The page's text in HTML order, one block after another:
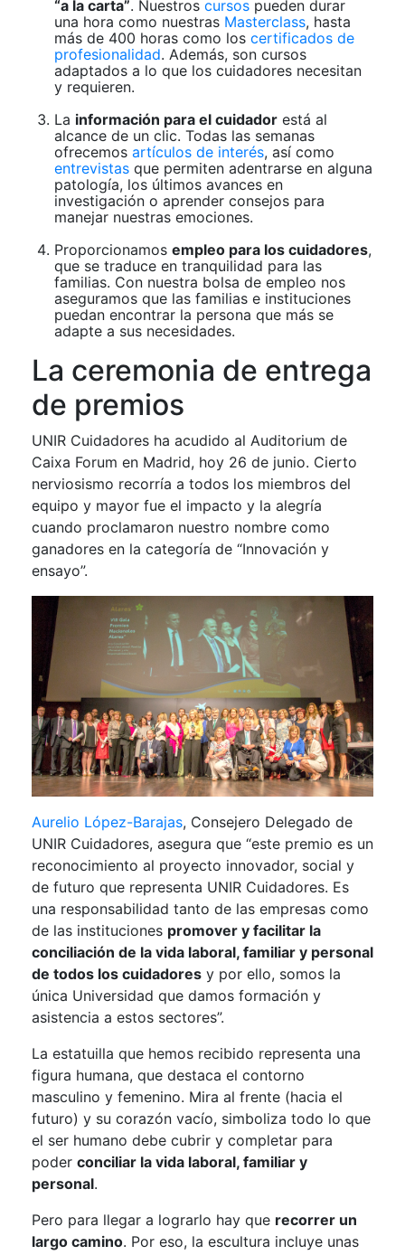
“a la carta”. Nuestros cursos pueden durar
una hora como nuestras Masterclass, hasta
más de 400 horas como los certificados de
profesionalidad. Además, son cursos
adaptados a lo que los cuidadores necesitan
y requieren.
La información para el cuidador está al
alcance de un clic. Todas las semanas
ofrecemos artículos de interés, así como
entrevistas que permiten adentrarse en alguna
patología, los últimos avances en
investigación o aprender consejos para
manejar nuestras emociones.
Proporcionamos empleo para los cuidadores,
que se traduce en tranquilidad para las
familias. Con nuestra bolsa de empleo nos
aseguramos que las familias e instituciones
puedan encontrar la persona que más se
adapte a sus necesidades.
La ceremonia de entrega
de premios
UNIR Cuidadores ha acudido al Auditorium de
Caixa Forum en Madrid, hoy 26 de junio. Cierto
nerviosismo recorría a todos los miembros del
equipo y mayor fue el impacto y la alegría
cuando proclamaron nuestro nombre como
ganadores en la categoría de “Innovación y
ensayo”.
Aurelio López-Barajas, Consejero Delegado de
UNIR Cuidadores, asegura que “este premio es un
reconocimiento al proyecto innovador, social y
de futuro que representa UNIR Cuidadores. Es
una responsabilidad tanto de las empresas como
de las instituciones promover y facilitar la
conciliación de la vida laboral, familiar y personal
de todos los cuidadores y por ello, somos la
única Universidad que damos formación y
asistencia a estos sectores”.
La estatuilla que hemos recibido representa una
figura humana, que destaca el contorno
masculino y femenino. Mira al frente (hacia el
futuro) y su corazón vacío, simboliza todo lo que
el ser humano debe cubrir y completar para
poder conciliar la vida laboral, familiar y
personal.
Pero para llegar a lograrlo hay que recorrer un
largo camino. Por eso, la escultura incluye unas